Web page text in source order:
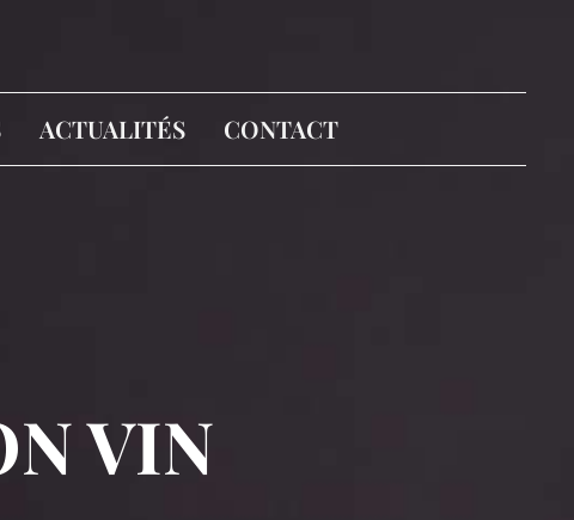
ACTUALITÉS CONTACT
VIN